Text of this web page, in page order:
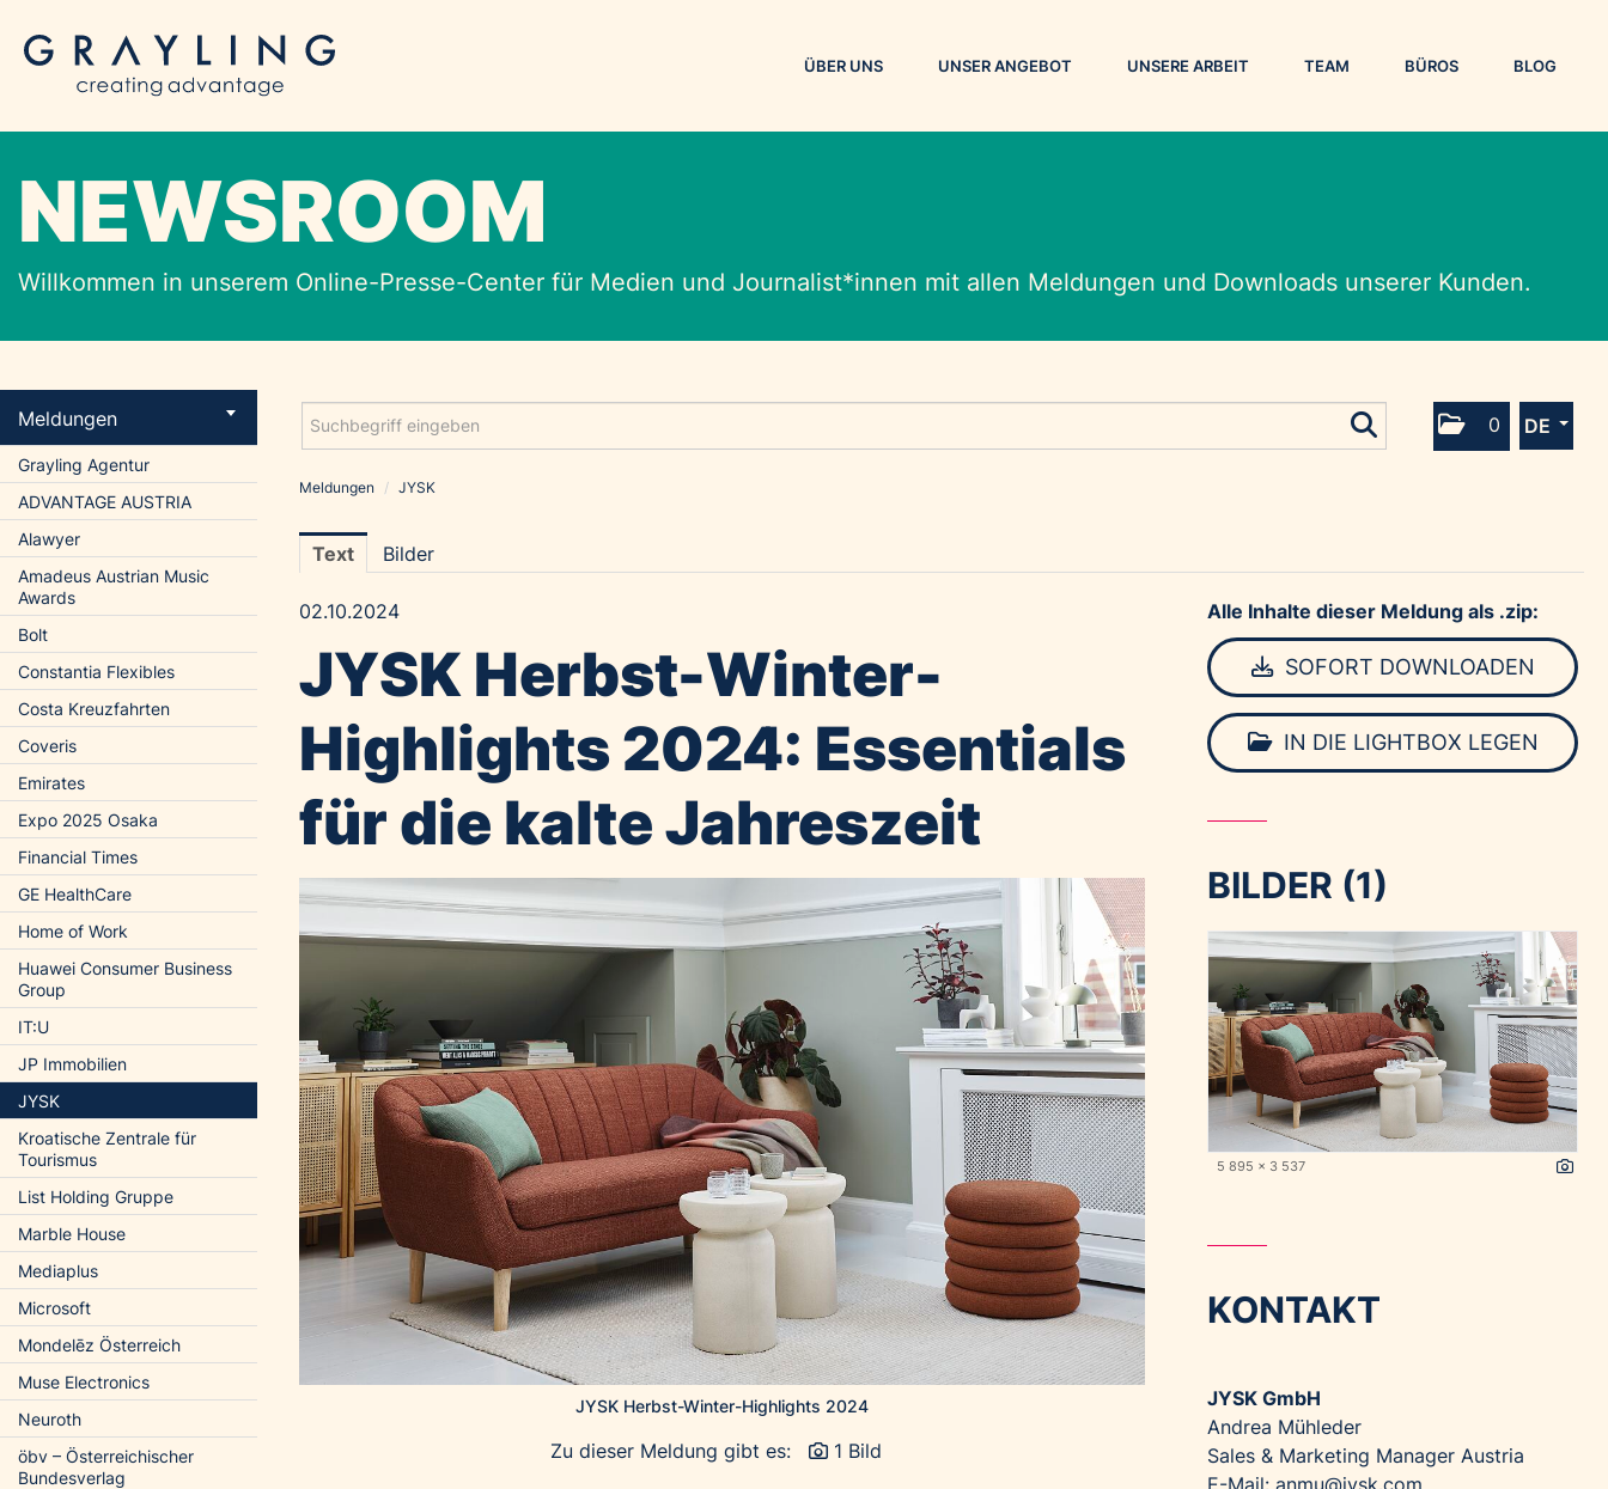
ÜBER UNS UNSER ANGEBOT UNSERE ARBEIT TEAM BÜROS BLOG
NEWSROOM
Willkommen in unserem Online-Presse-Center für Medien und Journalist*innen mit allen Meldungen und Downloads unserer Kunden.
0 DE
Meldungen
Grayling Agentur
ADVANTAGE AUSTRIA
Alawyer
Amadeus Austrian Music
Awards
Bolt
Constantia Flexibles
Costa Kreuzfahrten
Coveris
Emirates
Expo 2025 Osaka
Financial Times
GE HealthCare
Home of Work
Huawei Consumer Business
Group
IT:U
JP Immobilien
JYSK
Kroatische Zentrale für
Tourismus
List Holding Gruppe
Marble House
Mediaplus
Microsoft
Mondelēz Österreich
Muse Electronics
Neuroth
öbv – Österreichischer
Bundesverlag
Meldungen / JYSK
Text Bilder
02.10.2024
JYSK Herbst-Winter-
Highlights 2024: Essentials
für die kalte Jahreszeit
JYSK Herbst-Winter-Highlights 2024
Zu dieser Meldung gibt es: 1 Bild
Alle Inhalte dieser Meldung als .zip:
SOFORT DOWNLOADEN
IN DIE LIGHTBOX LEGEN
BILDER (1)
5 895 x 3 537
KONTAKT
JYSK GmbH
Andrea Mühleder
Sales & Marketing Manager Austria